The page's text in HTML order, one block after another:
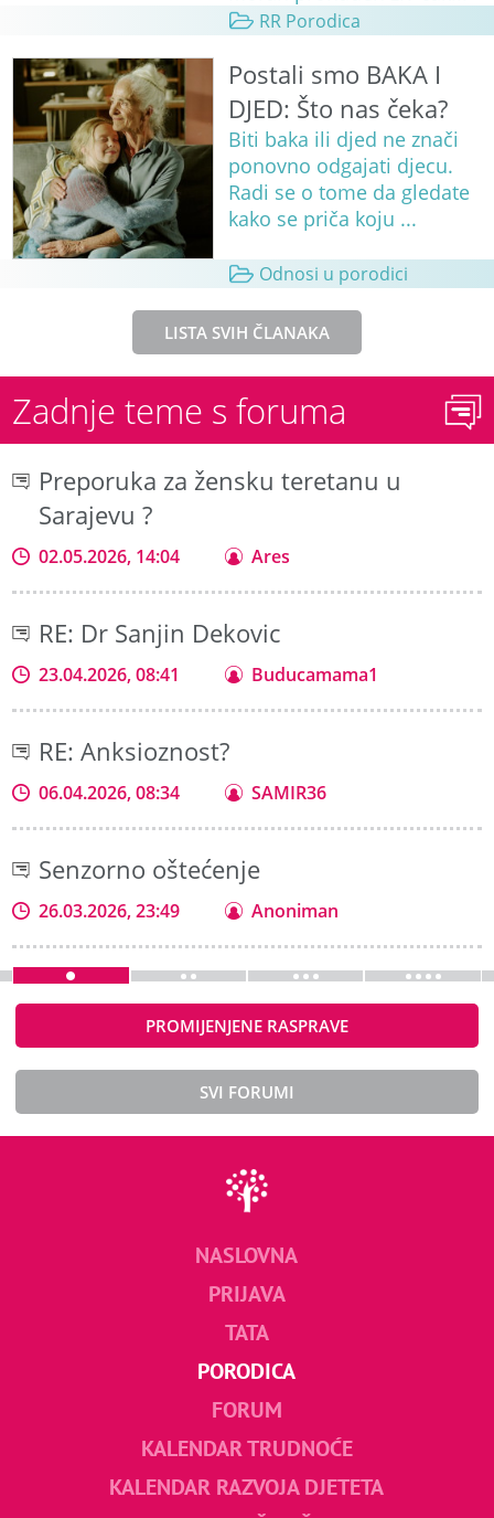
RR Porodica
Postali smo BAKA I
DJED: Što nas čeka?
Biti baka ili djed ne znači
ponovno odgajati djecu.
Radi se o tome da gledate
kako se priča koju ...
Odnosi u porodici
LISTA SVIH ČLANAKA
Zadnje teme s foruma
Preporuka za žensku teretanu u
Sarajevu ?
02.05.2026, 14:04 Ares
RE: Dr Sanjin Dekovic
23.04.2026, 08:41 Buducamama1
RE: Anksioznost?
06.04.2026, 08:34 SAMIR36
Senzorno oštećenje
26.03.2026, 23:49 Anoniman
PROMIJENJENE RASPRAVE
SVI FORUMI
NASLOVNA
PRIJAVA
TATA
PORODICA
FORUM
KALENDAR TRUDNOĆE
KALENDAR RAZVOJA DJETETA